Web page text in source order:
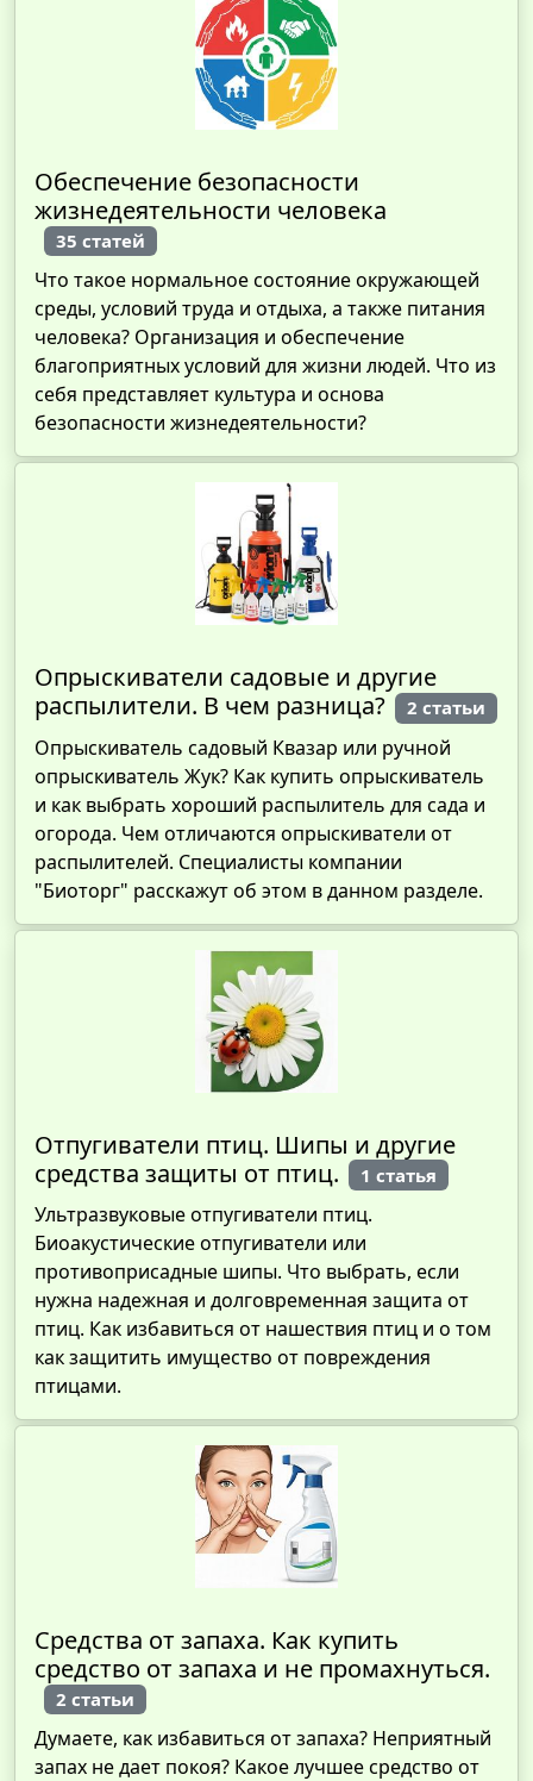
Обеспечение безопасности
жизнедеятельности человека
35 статей
Что такое нормальное состояние окружающей
среды, условий труда и отдыха, а также питания
человека? Организация и обеспечение
благоприятных условий для жизни людей. Что из
себя представляет культура и основа
безопасности жизнедеятельности?
Опрыскиватели садовые и другие
распылители. В чем разница?
2 статьи
Опрыскиватель садовый Квазар или ручной
опрыскиватель Жук? Как купить опрыскиватель
и как выбрать хороший распылитель для сада и
огорода. Чем отличаются опрыскиватели от
распылителей. Специалисты компании
"Биоторг" расскажут об этом в данном разделе.
Отпугиватели птиц. Шипы и другие
средства защиты от птиц.
1 статья
Ультразвуковые отпугиватели птиц.
Биоакустические отпугиватели или
противоприсадные шипы. Что выбрать, если
нужна надежная и долговременная защита от
птиц. Как избавиться от нашествия птиц и о том
как защитить имущество от повреждения
птицами.
Средства от запаха. Как купить
средство от запаха и не промахнуться.
2 статьи
Думаете, как избавиться от запаха? Неприятный
запах не дает покоя? Какое лучшее средство от